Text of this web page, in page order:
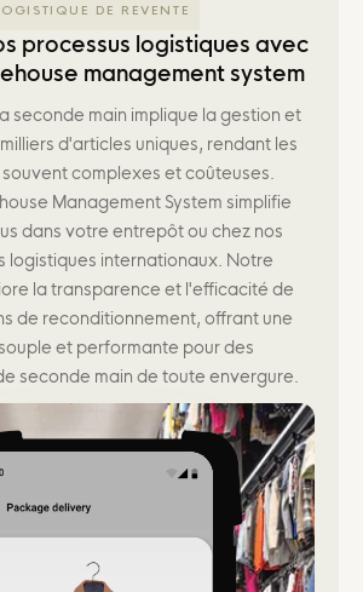
DE REVENTE
processus logistiques avec
management system
seconde main implique la gestion et
d'articles uniques, rendant les
complexes et coûteuses.
Management System simplifie
dans votre entrepôt ou chez nos
logistiques internationaux. Notre
la transparence et l'efficacité de
de reconditionnement, offrant une
et performante pour des
seconde main de toute envergure.